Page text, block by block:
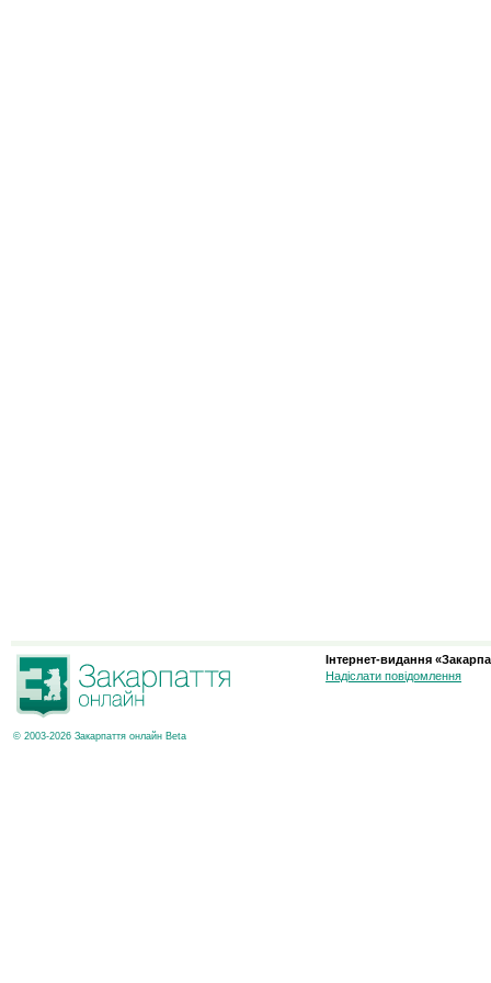
© 2003-2026 Закарпаття онлайн Beta
Інтернет-видання
Надіслати повідомлення